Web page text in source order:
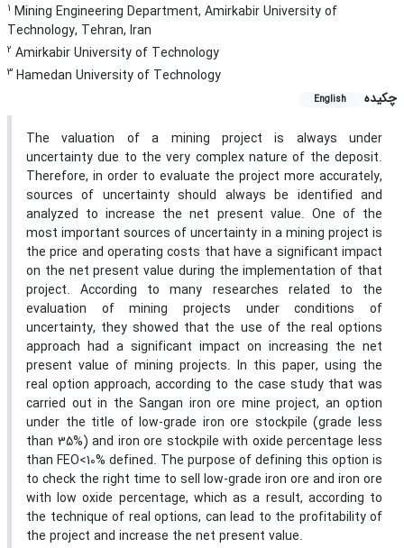
1 Mining Engineering Department, Amirkabir University of
Technology, Tehran, Iran
2 Amirkabir University of Technology
3 Hamedan University of Technology
چکیده
English
The valuation of a mining project is always under
uncertainty due to the very complex nature of the deposit.
Therefore, in order to evaluate the project more accurately,
sources of uncertainty should always be identified and
analyzed to increase the net present value. One of the
most important sources of uncertainty in a mining project is
the price and operating costs that have a significant impact
on the net present value during the implementation of that
project. According to many researches related to the
evaluation of mining projects under conditions of
uncertainty, they showed that the use of the real options
approach had a significant impact on increasing the net
present value of mining projects. In this paper, using the
real option approach, according to the case study that was
carried out in the Sangan iron ore mine project, an option
under the title of low-grade iron ore stockpile (grade less
than 35%) and iron ore stockpile with oxide percentage less
than FEO<10% defined. The purpose of defining this option is
to check the right time to sell low-grade iron ore and iron ore
with low oxide percentage, which as a result, according to
the technique of real options, can lead to the profitability of
the project and increase the net present value.